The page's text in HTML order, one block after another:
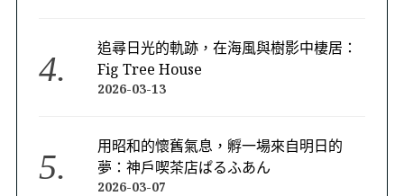
追尋日光的軌跡，在海風與樹影中棲居：
Fig Tree House
2026-03-13
用昭和的懷舊氣息，孵一場來自明日的
夢：神戶喫茶店ぱるふあん
2026-03-07